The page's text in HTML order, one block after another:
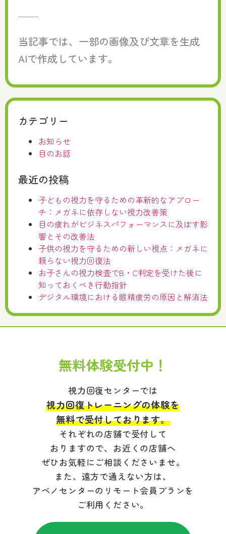
——
当記事では、一部の画像及び文章を生成
AIで作成しています。
カテゴリー
お知らせ
目のお話
最近の投稿
子どもの視力を守るための革新的なアプロー
チ：メガネに依存しない視力改善策
目の疲れがビジネスパフォーマンスに及ぼす影
響とその改善法
子供の視力を守るための新しい視点：メガネに
頼らない視力回復法
お子さんの視力検査でB・C判定を受けた後に
知っておくべき行動指針
デジタル環境における眼精疲労の原因と解消法
無料体験受付中！
視力回復センターでは
視力回復トレーニングの体験を
無料で受付しております。
それぞれの店舗で受付して
おりますので、お近くの店舗へ
ぜひお気軽にご相談くださいませ。
また、遠方で通えない方は、
アベノセンターのリモート会員プランを
ご利用ください。